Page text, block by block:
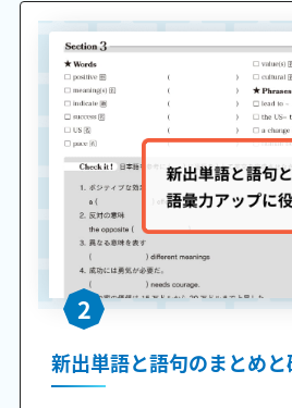
2
新出単語と語句のまとめ